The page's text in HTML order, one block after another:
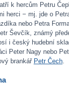
k hercům Petru
herci − mj. jde o
nebo Petra
Ševčík, známý
i český hudební
Peter Nagy nebo
brankář Petr Čech.